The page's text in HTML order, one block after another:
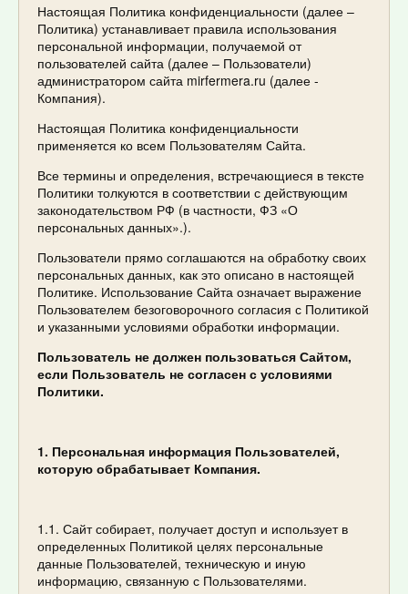
Настоящая Политика конфиденциальности (далее –
Политика) устанавливает правила использования
персональной информации, получаемой от
пользователей сайта (далее – Пользователи)
администратором сайта mirfermera.ru (далее -
Компания).
Настоящая Политика конфиденциальности
применяется ко всем Пользователям Сайта.
Все термины и определения, встречающиеся в тексте
Политики толкуются в соответствии с действующим
законодательством РФ (в частности, ФЗ «О
персональных данных».).
Пользователи прямо соглашаются на обработку своих
персональных данных, как это описано в настоящей
Политике. Использование Сайта означает выражение
Пользователем безоговорочного согласия с Политикой
и указанными условиями обработки информации.
Пользователь не должен пользоваться Сайтом,
если Пользователь не согласен с условиями
Политики.
1. Персональная информация Пользователей,
которую обрабатывает Компания.
1.1. Сайт собирает, получает доступ и использует в
определенных Политикой целях персональные
данные Пользователей, техническую и иную
информацию, связанную с Пользователями.